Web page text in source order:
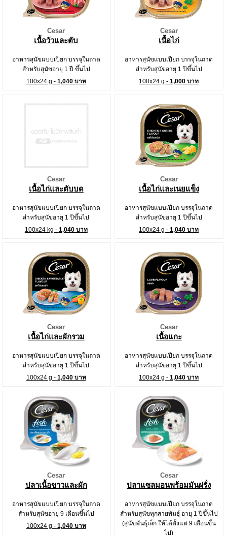
Cesar
เนื้อวัวและตับ
อาหารสุนัขแบบเปียก บรรจุในถาด
สำหรับสุนัขอายุ 1 ปี ขึ้นไป
100x24 g - 1,040 บาท
Cesar
เนื้อไก่
อาหารสุนัขแบบเปียก บรรจุในถาด
สำหรับสุนัขอายุ 1 ปีขึ้นไป
100x24 g -1,000 บาท
Cesar
เนื้อไก่และตับบด
อาหารสุนัขแบบเปียก บรรจุในถาด
สำหรับสุนัขอายุ 1 ปีขึ้นไป
100x24 kg - 1,040 บาท
Cesar
เนื้อไก่และเนยแข็ง
อาหารสุนัขแบบเปียก บรรจุในถาด
สำหรับสุนัขอายุ 1 ปีขึ้นไป
100x24 g -1,040 บาท
Cesar
เนื้อไก่และผักรวม
อาหารสุนัขแบบเปียก บรรจุในถาด
สำหรับสุนัขอายุ 1 ปีขึ้นไป
100x24 g - 1,040 บาท
Cesar
เนื้อแกะ
อาหารสุนัขแบบเปียก บรรจุในถาด
สำหรับสุนัขอายุ 1 ปีขึ้นไป
100x24 g -1,040 บาท
Cesar
ปลาเนื้อขาวและผัก
อาหารสุนัขแบบเปียก บรรจุในถาด
สำหรับสุนัขอายุ 9 เดือนขึ้นไป
100x24 g - 1,040 บาท
Cesar
ปลาแซลมอนพร้อมมันฝรั่ง
อาหารสุนัขแบบเปียก บรรจุในถาด
สำหรับสุนัขทุกสายพันธุ์ อายุ 1 ปีขึ้นไป
(สุนัขพันธุ์เล็ก ให้ได้ตั้งแต่ 9 เดือนขึ้น
ไป)